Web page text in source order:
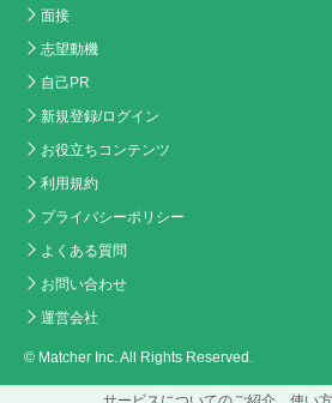
面接
志望動機
自己PR
新規登録/ログイン
お役立ちコンテンツ
利用規約
プライバシーポリシー
よくある質問
お問い合わせ
運営会社
© Matcher Inc. All Rights Reserved.